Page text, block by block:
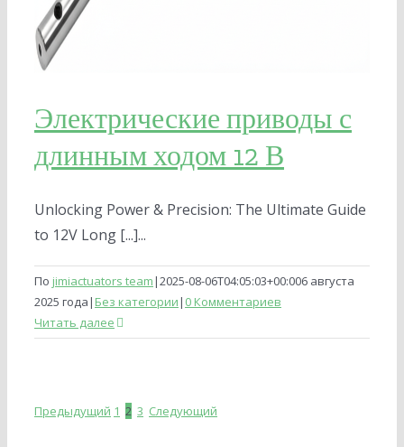
Электрические приводы с
длинным ходом 12 В
Unlocking Power & Precision: The Ultimate Guide
to 12V Long [...]...
По jimiactuators team|2025-08-06T04:05:03+00:006 августа
2025 года| Без категории| 0 Комментариев
Читать далее
Предыдущий 1 2 3 Следующий